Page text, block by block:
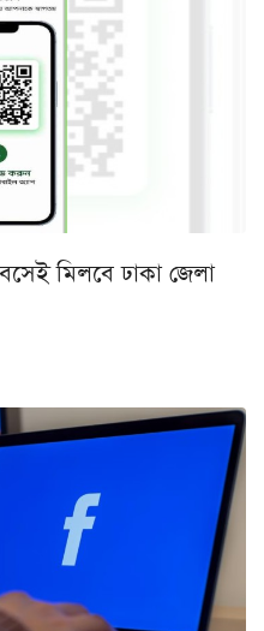
মিলবে ঢাকা জেলা